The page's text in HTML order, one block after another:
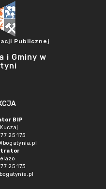
Publicznej
i Gminy w
BIP
25 175
25 173